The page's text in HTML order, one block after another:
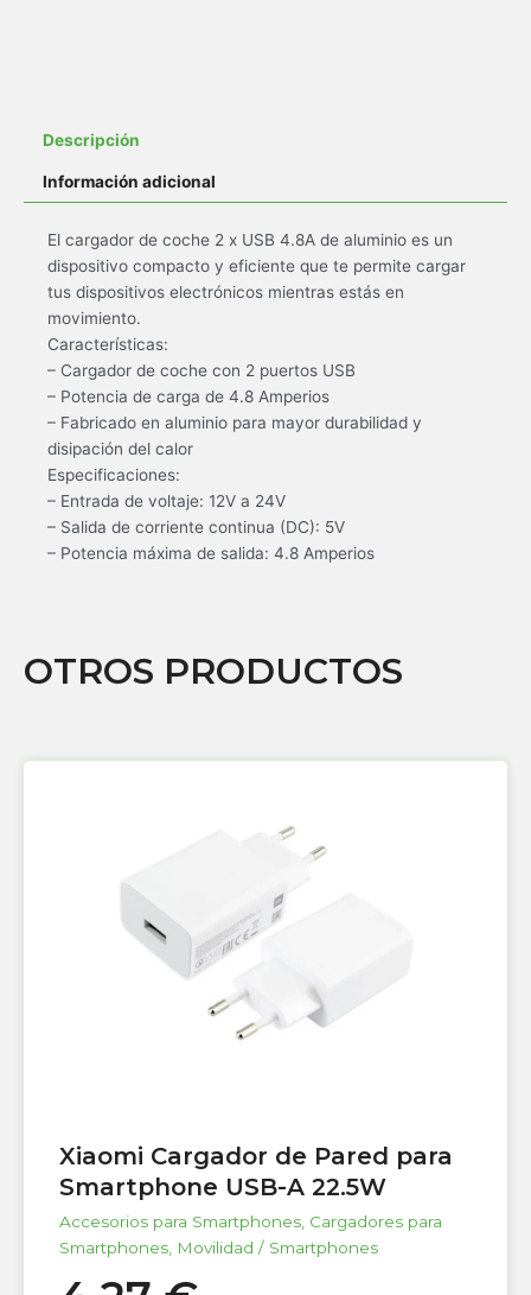
Descripción
Información adicional
El cargador de coche 2 x USB 4.8A de aluminio es un
dispositivo compacto y eficiente que te permite cargar
tus dispositivos electrónicos mientras estás en
movimiento.
Características:
– Cargador de coche con 2 puertos USB
– Potencia de carga de 4.8 Amperios
– Fabricado en aluminio para mayor durabilidad y
disipación del calor
Especificaciones:
– Entrada de voltaje: 12V a 24V
– Salida de corriente continua (DC): 5V
– Potencia máxima de salida: 4.8 Amperios
OTROS PRODUCTOS
Xiaomi Cargador de Pared para
Smartphone USB-A 22.5W
Accesorios para Smartphones, Cargadores para
Smartphones, Movilidad / Smartphones